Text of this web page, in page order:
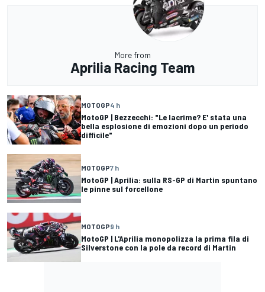
More from
Aprilia Racing Team
MOTOGP4 h
MotoGP | Bezzecchi: "Le lacrime? E' stata una
bella esplosione di emozioni dopo un periodo
difficile"
MOTOGP7 h
MotoGP | Aprilia: sulla RS-GP di Martin spuntano
le pinne sul forcellone
MOTOGP9 h
MotoGP | L'Aprilia monopolizza la prima fila di
Silverstone con la pole da record di Martin